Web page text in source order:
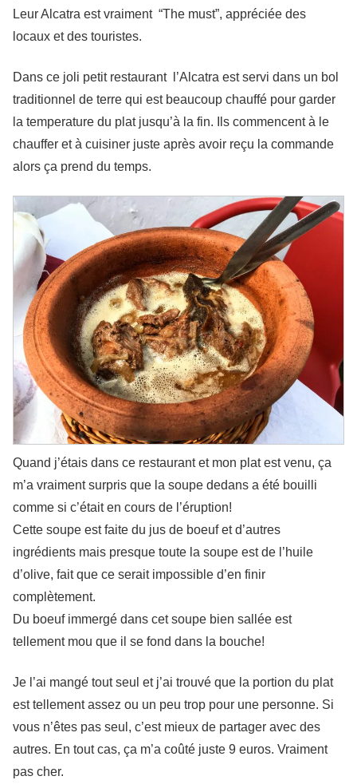
Leur Alcatra est vraiment “The must”, appréciée des
locaux et des touristes.
Dans ce joli petit restaurant l’Alcatra est servi dans un bol
traditionnel de terre qui est beaucoup chauffé pour garder
la temperature du plat jusqu’à la fin. Ils commencent à le
chauffer et à cuisiner juste après avoir reçu la commande
alors ça prend du temps.
Quand j’étais dans ce restaurant et mon plat est venu, ça
m’a vraiment surpris que la soupe dedans a été bouilli
comme si c’était en cours de l’éruption!
Cette soupe est faite du jus de boeuf et d’autres
ingrédients mais presque toute la soupe est de l’huile
d’olive, fait que ce serait impossible d’en finir
complètement.
Du boeuf immergé dans cet soupe bien sallée est
tellement mou que il se fond dans la bouche!
Je l’ai mangé tout seul et j’ai trouvé que la portion du plat
est tellement assez ou un peu trop pour une personne. Si
vous n’êtes pas seul, c’est mieux de partager avec des
autres. En tout cas, ça m’a coûté juste 9 euros. Vraiment
pas cher.